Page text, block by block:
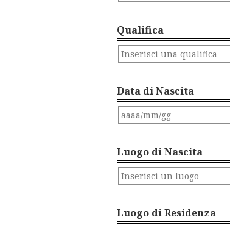
Qualifica
Data di Nascita
Luogo di Nascita
Luogo di Residenza